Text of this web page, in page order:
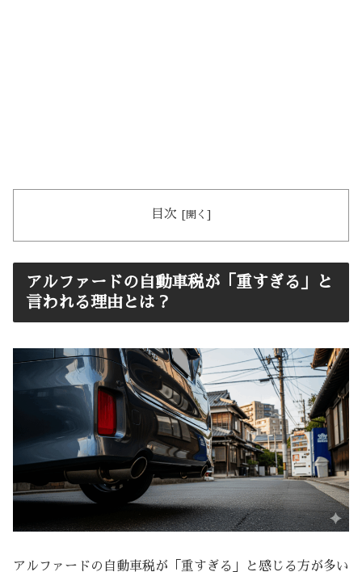
目次
アルファードの自動車税が「重すぎる」と
言われる理由とは？
アルファードの自動車税が「重すぎる」と感じる方が多い